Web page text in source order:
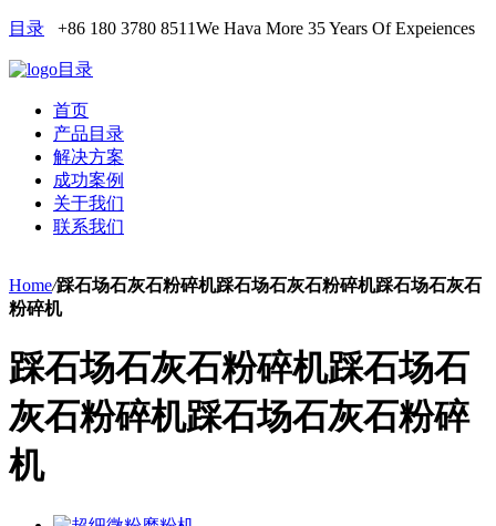
目录 +86 180 3780 8511We Hava More 35 Years Of Expeiences
目录
首页
产品目录
解决方案
成功案例
关于我们
联系我们
Home/踩石场石灰石粉碎机踩石场石灰石粉碎机踩石场石灰石
粉碎机
踩石场石灰石粉碎机踩石场石
灰石粉碎机踩石场石灰石粉碎
机